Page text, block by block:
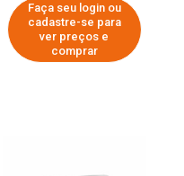
Faça seu login ou
cadastre-se para
ver preços e
comprar